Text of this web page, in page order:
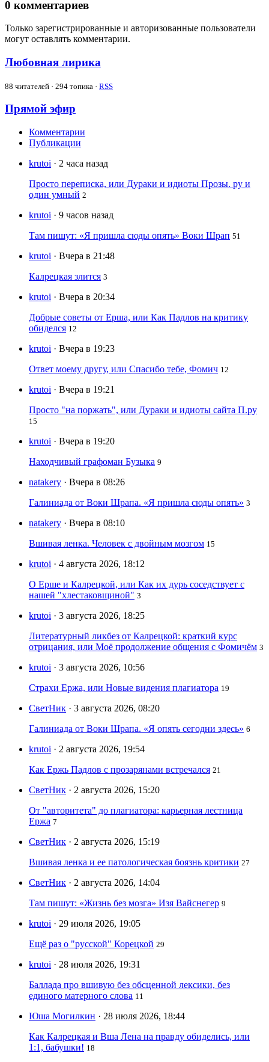
0 комментариев
Только зарегистрированные и авторизованные пользователи
могут оставлять комментарии.
Любовная лирика
88 читателей · 294 топика · RSS
Прямой эфир
Комментарии
Публикации
krutoi · 2 часа назад
Просто переписка, или Дураки и идиоты Прозы. ру и
один умный 2
krutoi · 9 часов назад
Там пишут: «Я пришла сюды опять» Воки Шрап 51
krutoi · Вчера в 21:48
Калрецкая злится 3
krutoi · Вчера в 20:34
Добрые советы от Ерша, или Как Падлов на критику
обиделся 12
krutoi · Вчера в 19:23
Ответ моему другу, или Спасибо тебе, Фомич 12
krutoi · Вчера в 19:21
Просто "на поржать", или Дураки и идиоты сайта П.ру
15
krutoi · Вчера в 19:20
Находчивый графоман Бузыка 9
natakery · Вчера в 08:26
Галиниада от Воки Шрапа. «Я пришла сюды опять» 3
natakery · Вчера в 08:10
Вшивая ленка. Человек с двойным мозгом 15
krutoi · 4 августа 2026, 18:12
О Ерше и Калрецкой, или Как их дурь соседствует с
нашей "хлестаковщиной" 3
krutoi · 3 августа 2026, 18:25
Литературный ликбез от Калрецкой: краткий курс
отрицания, или Моё продолжение общения с Фомичём 3
krutoi · 3 августа 2026, 10:56
Страхи Ержа, или Новые видения плагиатора 19
СветНик · 3 августа 2026, 08:20
Галиниада от Воки Шрапа. «Я опять сегодни здесь» 6
krutoi · 2 августа 2026, 19:54
Как Ержь Падлов с прозарянами встречался 21
СветНик · 2 августа 2026, 15:20
От "авторитета" до плагиатора: карьерная лестница
Ержа 7
СветНик · 2 августа 2026, 15:19
Вшивая ленка и ее патологическая боязнь критики 27
СветНик · 2 августа 2026, 14:04
Там пишут: «Жизнь без мозга» Изя Вайснегер 9
krutoi · 29 июля 2026, 19:05
Ещё раз о "русской" Корецкой 29
krutoi · 28 июля 2026, 19:31
Баллада про вшивую без обсценной лексики, без
единого матерного слова 11
Юша Могилкин · 28 июля 2026, 18:44
Как Калрецкая и Вша Лена на правду обиделись, или
1:1, бабушки! 18